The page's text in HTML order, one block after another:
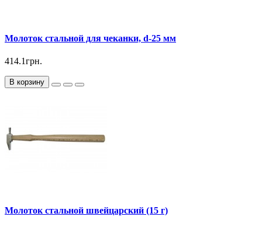
Молоток стальной для чеканки, d-25 мм
414.1грн.
В корзину
Молоток стальной швейцарский (15 г)